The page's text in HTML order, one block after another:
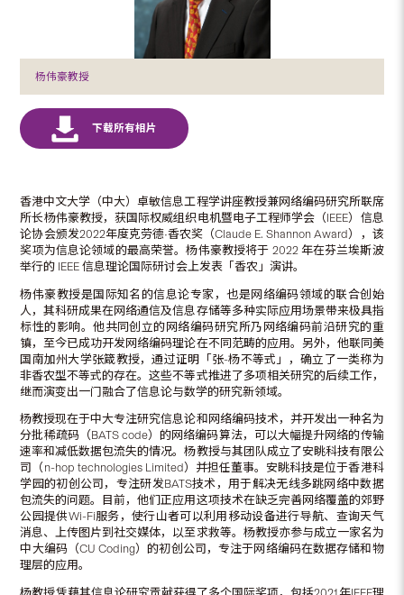
杨伟豪教授
香港中文大学（中大）卓敏信息工程学讲座教授兼网络编码研究所联席
所长杨伟豪教授，获国际权威组织电机暨电子工程师学会（IEEE）信息
论协会颁发2022年度克劳德•香农奖（Claude E. Shannon Award），该
奖项为信息论领域的最高荣誉。杨伟豪教授将于 2022 年在芬兰埃斯波
举行的 IEEE 信息理论国际研讨会上发表「香农」演讲。
杨伟豪教授是国际知名的信息论专家，也是网络编码领域的联合创始
人，其科研成果在网络通信及信息存储等多种实际应用场景带来极具指
标性的影响。他共同创立的网络编码研究所乃网络编码前沿研究的重
镇，至今已成功开发网络编码理论在不同范畴的应用。另外，他联同美
国南加州大学张箴教授，通过证明「张-杨不等式」，确立了一类称为
非香农型不等式的存在。这些不等式推进了多项相关研究的后续工作，
继而演变出一门融合了信息论与数学的研究新领域。
杨教授现在于中大专注研究信息论和网络编码技术，并开发出一种名为
分批稀疏码（BATS code）的网络编码算法，可以大幅提升网络的传输
速率和减低数据包流失的情况。杨教授与其团队成立了安眺科技有限公
司（n-hop technologies Limited）并担任董事。安眺科技是位于香港科
学园的初创公司，专注研发BATS技术，用于解决无线多跳网络中数据
包流失的问题。目前，他们正应用这项技术在缺乏完善网络覆盖的郊野
公园提供Wi-Fi服务，使行山者可以利用移动设备进行导航、查询天气
消息、上传图片到社交媒体，以至求救等。杨教授亦参与成立一家名为
中大编码（CU Coding）的初创公司，专注于网络编码在数据存储和物
理层的应用。